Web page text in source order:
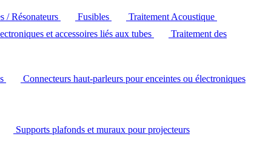
/ Résonateurs Fusibles
Traitement Acoustique
et accessoires liés aux tubes
Traitement des
Connecteurs haut-parleurs pour enceintes ou électroniques
Supports plafonds et muraux pour projecteurs